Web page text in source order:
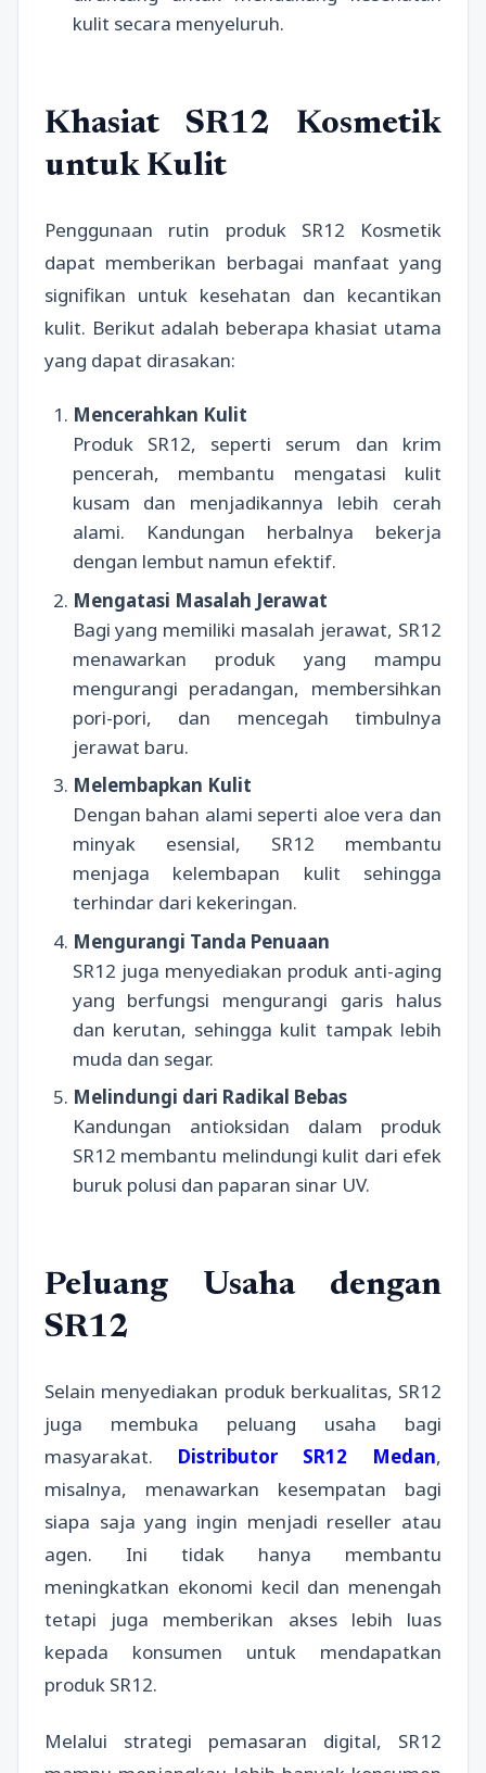
kulit secara menyeluruh.
Khasiat SR12 Kosmetik
untuk Kulit
Penggunaan rutin produk SR12 Kosmetik
dapat memberikan berbagai manfaat yang
signifikan untuk kesehatan dan kecantikan
kulit. Berikut adalah beberapa khasiat utama
yang dapat dirasakan:
Mencerahkan Kulit
Produk SR12, seperti serum dan krim
pencerah, membantu mengatasi kulit
kusam dan menjadikannya lebih cerah
alami. Kandungan herbalnya bekerja
dengan lembut namun efektif.
Mengatasi Masalah Jerawat
Bagi yang memiliki masalah jerawat, SR12
menawarkan produk yang mampu
mengurangi peradangan, membersihkan
pori-pori, dan mencegah timbulnya
jerawat baru.
Melembapkan Kulit
Dengan bahan alami seperti aloe vera dan
minyak esensial, SR12 membantu
menjaga kelembapan kulit sehingga
terhindar dari kekeringan.
Mengurangi Tanda Penuaan
SR12 juga menyediakan produk anti-aging
yang berfungsi mengurangi garis halus
dan kerutan, sehingga kulit tampak lebih
muda dan segar.
Melindungi dari Radikal Bebas
Kandungan antioksidan dalam produk
SR12 membantu melindungi kulit dari efek
buruk polusi dan paparan sinar UV.
Peluang Usaha dengan
SR12
Selain menyediakan produk berkualitas, SR12
juga membuka peluang usaha bagi
masyarakat. Distributor SR12 Medan,
misalnya, menawarkan kesempatan bagi
siapa saja yang ingin menjadi reseller atau
agen. Ini tidak hanya membantu
meningkatkan ekonomi kecil dan menengah
tetapi juga memberikan akses lebih luas
kepada konsumen untuk mendapatkan
produk SR12.
Melalui strategi pemasaran digital, SR12